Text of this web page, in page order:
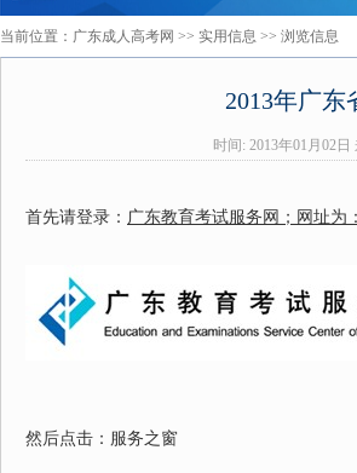
当前位置： 广东成人高考网 >> 实用信息 >> 浏览信息
2013年广
时间: 2013年01月02
首先请登录： 广东教育考试服务网；网址为
然后点击：服务之窗